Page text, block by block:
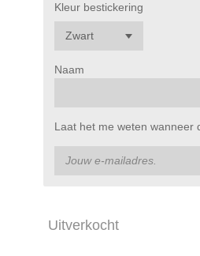
Kleur bestickering
Naam
Laat het me weten wanneer
Uitverkocht